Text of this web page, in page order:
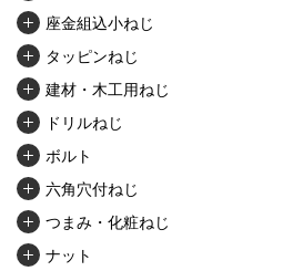
座金組込小ねじ
タッピンねじ
建材・木工用ねじ
ドリルねじ
ボルト
六角穴付ねじ
つまみ・化粧ねじ
ナット